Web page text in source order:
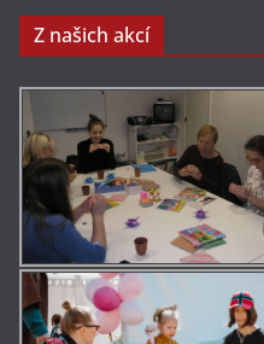
Z našich akcí